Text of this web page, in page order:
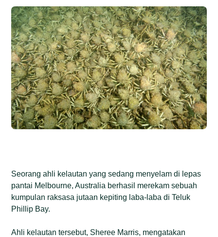
Seorang ahli kelautan yang sedang menyelam di lepas
pantai Melbourne, Australia berhasil merekam sebuah
kumpulan raksasa jutaan kepiting laba-laba di Teluk
Phillip Bay.
Ahli kelautan tersebut, Sheree Marris, mengatakan